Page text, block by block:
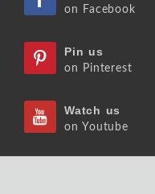
on Facebook
Pin us
on Pinterest
Watch us
on Youtube